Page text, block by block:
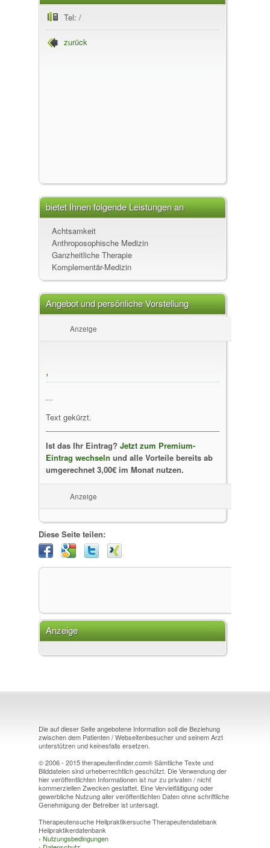
, Tel: /
zurück
bietet Ihnen folgende Leistungen an
Achtsamkeit
Anthroposophische Medizin
Ganzheitliche Therapie
Komplementär-Medizin
Angebot und persönliche Vorstellung
Anzeige
,
...
Text gekürzt.
Ist das Ihr Eintrag? Jetzt zum Premium-
Eintrag wechseln und alle Vorteile bereits ab
umgerechnet 3,00€ im Monat nutzen.
Anzeige
Diese Seite teilen:
Anzeige
Die auf dieser Seite angebotene Information soll die Beziehung
zwischen dem Patienten / Webseitenbesucher und seinem Arzt
unterstützen und keinesfalls ersetzen.
© 2006 - 2015 therapeutenfinder.com® Sämtliche Texte und
Bilddateien sind urheberrechtlich geschützt. Die Verwendung der
hier veröffentlichten Informationen ist nur zu privaten / nicht
kommerziellen Zwecken gestattet. Eine Vervielfältigung oder
gewerbliche Nutzung aller veröffentlichten Daten ohne schriftliche
Genehmigung der Betreiber ist untersagt.
Therapeutensuche Heilpraktikersuche Therapeutendatebank
Heilpraktikerdatenbank
› Nutzungsbedingungen